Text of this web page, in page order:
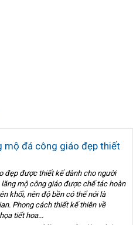
mộ đá công giáo đẹp thiết
đẹp được thiết kế dành cho người
mộ công giáo được chế tác hoàn
khối, nên độ bền có thể nói là
Phong cách thiết kế thiên về
tiết hoa...